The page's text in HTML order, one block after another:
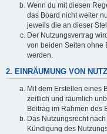
Wenn du mit diesen
das Board nicht weiter
jeweils die an dieser
Der Nutzungsvertrag
von beiden Seiten ohne
werden.
2. EINRÄUMUNG VON
Mit dem Erstellen eines
zeitlich und räumlich
Beitrag im Rahmen des
Das Nutzungsrecht
Kündigung des